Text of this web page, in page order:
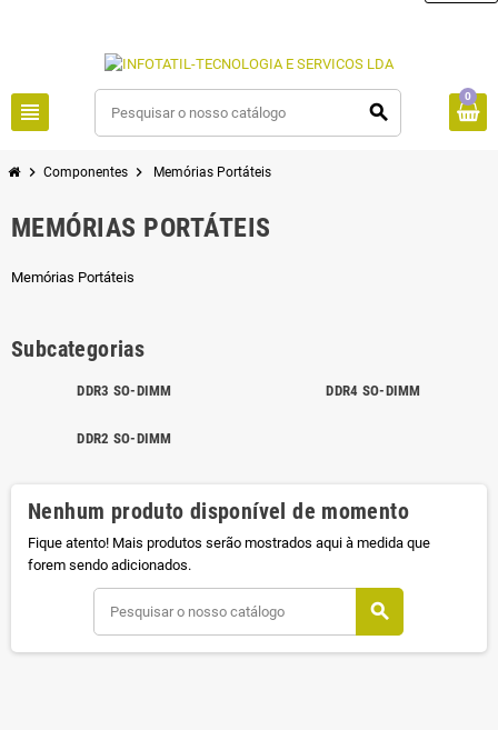
view_headline search
0
chevron_right Componentes chevron_right Memórias Portáteis
MEMÓRIAS PORTÁTEIS
Memórias Portáteis
Subcategorias
DDR3 SO-DIMM DDR4 SO-DIMM
DDR2 SO-DIMM
Nenhum produto disponível de momento
Fique atento! Mais produtos serão mostrados aqui à medida que
forem sendo adicionados.
search